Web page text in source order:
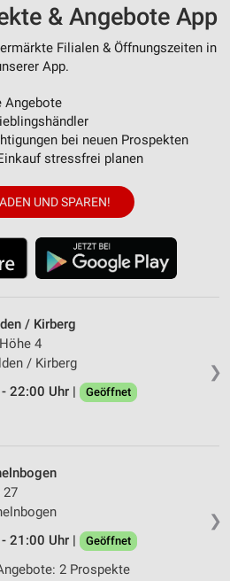
& Angebote App
Filialen & Öffnungszeiten in
App.
Angebote
bei neuen Prospekten
stressfrei planen
UND SPAREN!
❯
/ Kirberg
4
/ Kirberg
22:00 Uhr |
Geöffnet
❯
27
21:00 Uhr |
Geöffnet
2 Prospekte